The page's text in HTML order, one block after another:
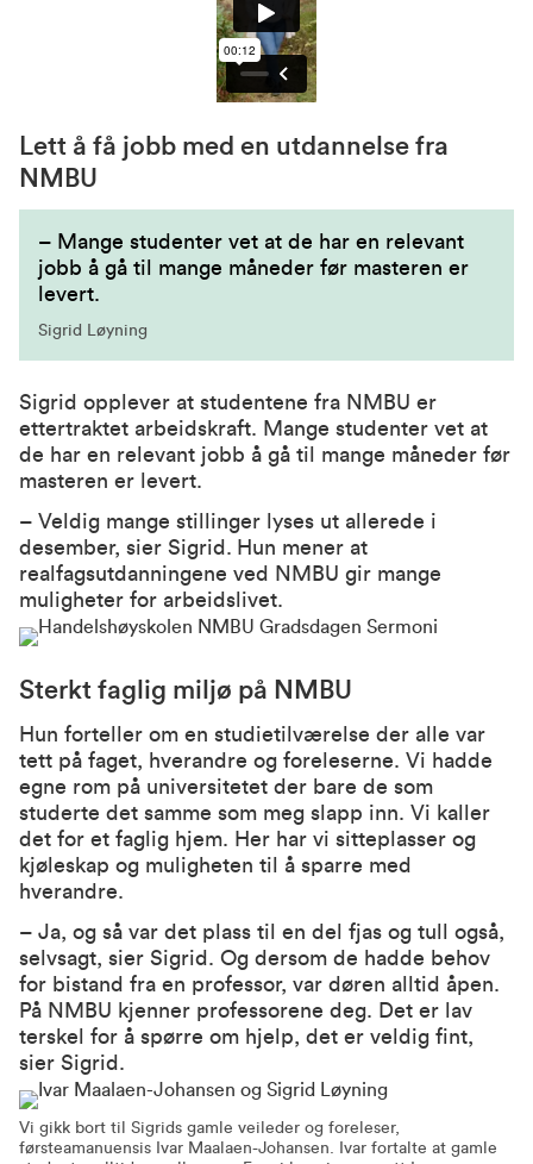
Lett å få jobb med en utdannelse fra
NMBU
– Mange studenter vet at de har en relevant
jobb å gå til mange måneder før masteren er
levert.
Sigrid Løyning
Sigrid opplever at studentene fra NMBU er
ettertraktet arbeidskraft. Mange studenter vet at
de har en relevant jobb å gå til mange måneder før
masteren er levert.
– Veldig mange stillinger lyses ut allerede i
desember, sier Sigrid. Hun mener at
realfagsutdanningene ved NMBU gir mange
muligheter for arbeidslivet.
Sterkt faglig miljø på NMBU
Hun forteller om en studietilværelse der alle var
tett på faget, hverandre og foreleserne. Vi hadde
egne rom på universitetet der bare de som
studerte det samme som meg slapp inn. Vi kaller
det for et faglig hjem. Her har vi sitteplasser og
kjøleskap og muligheten til å sparre med
hverandre.
– Ja, og så var det plass til en del fjas og tull også,
selvsagt, sier Sigrid. Og dersom de hadde behov
for bistand fra en professor, var døren alltid åpen.
På NMBU kjenner professorene deg. Det er lav
terskel for å spørre om hjelp, det er veldig fint,
sier Sigrid.
Vi gikk bort til Sigrids gamle veileder og foreleser,
førsteamanuensis Ivar Maalaen-Johansen. Ivar fortalte at gamle